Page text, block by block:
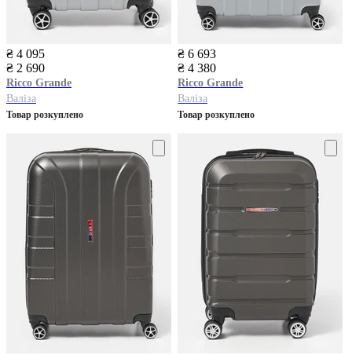
₴ 4 095
₴ 2 690
Ricco Grande
Валіза
Товар розкуплено
₴ 6 693
₴ 4 380
Ricco Grande
Валіза
Товар розкуплено